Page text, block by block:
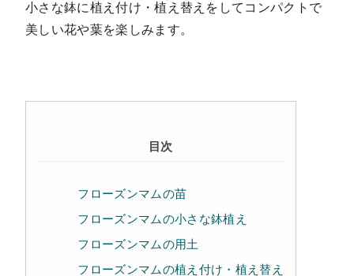
小さな鉢に植え付け・植え替えをしてコンパクトで
美しい花や葉を楽しみます。
目次
フローズンマムの苗
フローズンマムの小さな鉢植え
フローズンマムの用土
フローズンマムの植え付け・植え替え